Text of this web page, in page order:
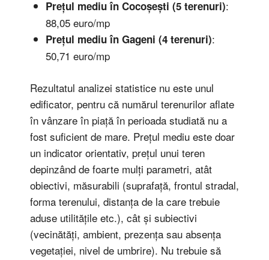
Prețul mediu în Cocoșești (5 terenuri):
88,05 euro/mp
Prețul mediu în Gageni (4 terenuri):
50,71 euro/mp
Rezultatul analizei statistice nu este unul
edificator, pentru că numărul terenurilor aflate
în vânzare în piață în perioada studiată nu a
fost suficient de mare. Prețul mediu este doar
un indicator orientativ, prețul unui teren
depinzând de foarte mulți parametri, atât
obiectivi, măsurabili (suprafață, frontul stradal,
forma terenului, distanța de la care trebuie
aduse utilitățile etc.), cât și subiectivi
(vecinătăți, ambient, prezența sau absența
vegetației, nivel de umbrire). Nu trebuie să